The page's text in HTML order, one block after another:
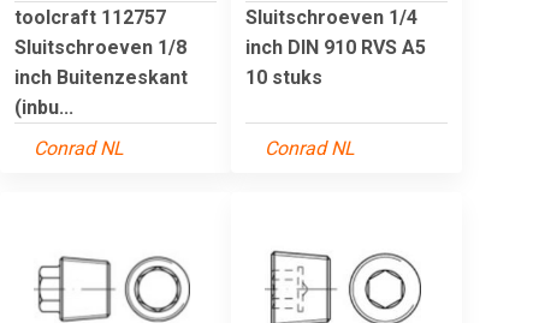
toolcraft 112757
Sluitschroeven 1/8
inch Buitenzeskant
(inbu...
Conrad NL
Sluitschroeven 1/4
inch DIN 910 RVS A5
10 stuks
Conrad NL